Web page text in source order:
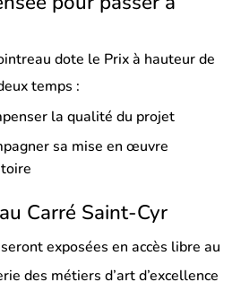
dote le Prix à hauteur de
temps :
la qualité du projet
sa mise en œuvre
Carré Saint-Cyr
exposées en accès libre au
des métiers d’art d’excellence